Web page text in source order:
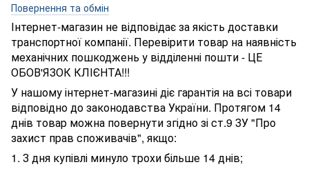
Повернення та обмін
Інтернет-магазин не відповідає за якість доставки
транспортної компанії. Перевірити товар на наявність
механічних пошкоджень у відділенні пошти - ЦЕ
ОБОВ'ЯЗОК КЛІЄНТА!!!
У нашому інтернет-магазині діє гарантія на всі товари
відповідно до законодавства України. Протягом 14
днів товар можна повернути згідно зі ст.9 ЗУ "Про
захист прав споживачів", якщо:
1. З дня купівлі минуло трохи більше 14 днів;